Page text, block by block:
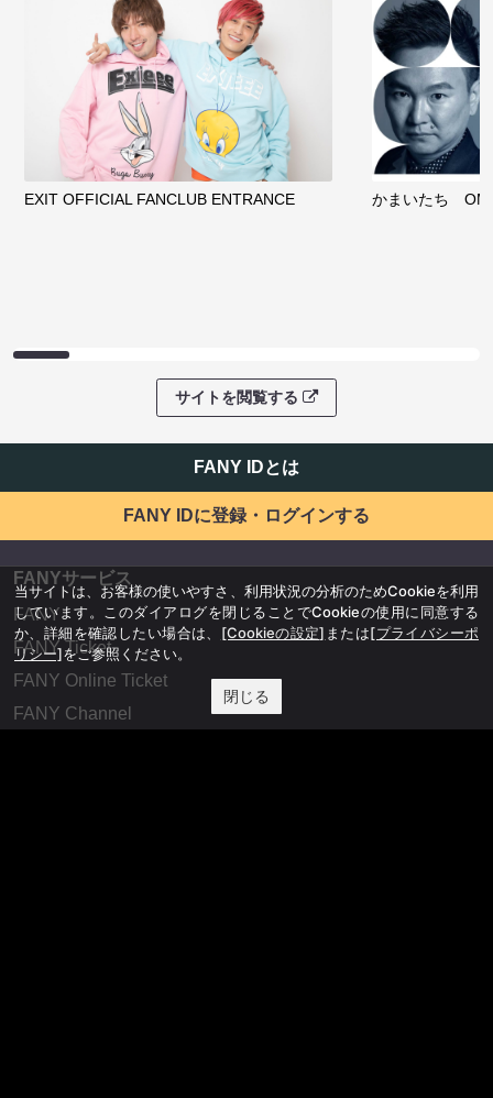
EXIT OFFICIAL FANCLUB ENTRANCE かまいたち
サイトを閲覧する
FANY IDとは
FANY IDに登録・ログインする
FANYサービス
FANY
FANY Ticket
FANY Online Ticket
FANY Channel
当サイトは、お客様の使いやすさ、利用状況の分析のためCookieを利用
しています。このダイアログを閉じることでCookieの使用に同意する
か、詳細を確認したい場合は、 [Cookieの設定] または[プライバシーポ
リシー]をご参照ください。
閉じる